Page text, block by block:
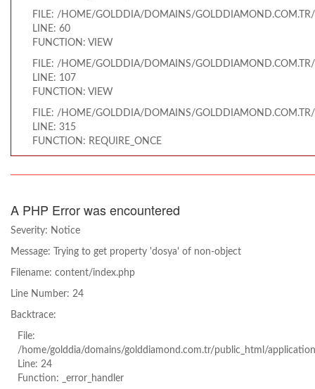
FILE: /HOME/GOLDDIA/DOMAINS/
LINE: 60
FUNCTION: VIEW
FILE: /HOME/GOLDDIA/DOMAINS/GOLDDIAMOND.COM.TR/
LINE: 107
FUNCTION: VIEW
FILE: /HOME/GOLDDIA/DOMAINS/
LINE: 315
FUNCTION: REQUIRE_ONCE
A PHP Error was encountered
Severity: Notice
Message: Trying to get property 'dosya' of non-object
Filename: content/index.php
Line Number: 24
Backtrace:
File:
/home/golddia/domains/golddiamond.com.tr/public_html/
Line: 24
Function: _error_handler